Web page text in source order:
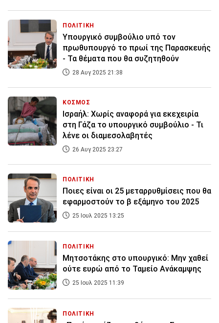
ΠΟΛΙΤΙΚΗ
Υπουργικό συμβούλιο υπό τον
πρωθυπουργό το πρωί της Παρασκευής
- Τα θέματα που θα συζητηθούν
28 Αυγ 2025 21:38
ΚΟΣΜΟΣ
Ισραήλ: Χωρίς αναφορά για εκεχειρία
στη Γάζα το υπουργικό συμβούλιο - Τι
λένε οι διαμεσολαβητές
26 Αυγ 2025 23:27
ΠΟΛΙΤΙΚΗ
Ποιες είναι οι 25 μεταρρυθμίσεις που θα
εφαρμοστούν το β εξάμηνο του 2025
25 Ιουλ 2025 13:25
ΠΟΛΙΤΙΚΗ
Μητσοτάκης στο υπουργικό: Μην χαθεί
ούτε ευρώ από το Ταμείο Ανάκαμψης
25 Ιουλ 2025 11:39
ΠΟΛΙΤΙΚΗ